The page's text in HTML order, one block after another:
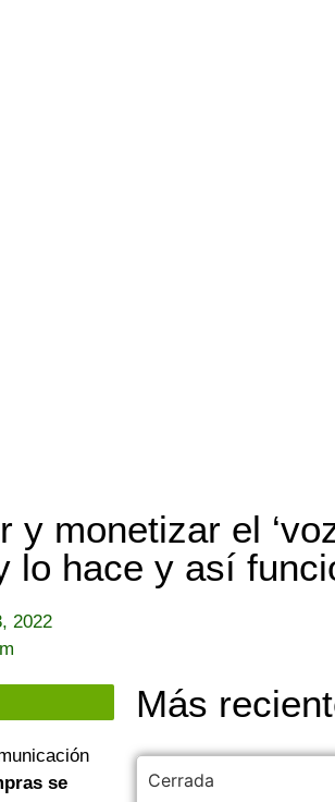
y monetizar el
lo hace y así
2022
se
Más
Cerrada